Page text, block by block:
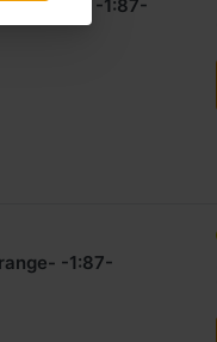
-1:87-
-1:87-